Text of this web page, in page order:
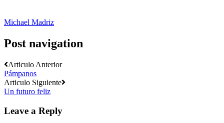
Michael Madriz
Post navigation
Articulo Anterior
Pámpanos
Articulo Siguiente
Un futuro feliz
Leave a Reply